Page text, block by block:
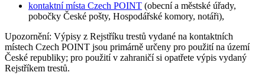
kontaktní místa Czech POINT (obecní a městské úřady,
pobočky České pošty, Hospodářské komory, notáři),
Upozornění: Výpisy z Rejstříku trestů vydané na kontaktních
místech Czech POINT jsou primárně určeny pro použití na území
České republiky; pro použití v zahraničí si opatřete výpis vydaný
Rejstříkem trestů.